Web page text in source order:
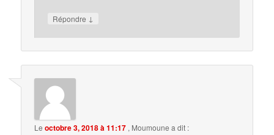
Répondre ↓
Leoctobre 3, 2018 à 11:17 , Moumoune a dit :